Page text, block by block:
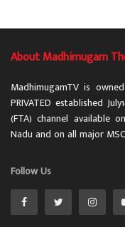
About Madhimugam
MadhimugamTV is
PRIVATED established
(FTA) channel available
Nadu and on all major
Follow Us